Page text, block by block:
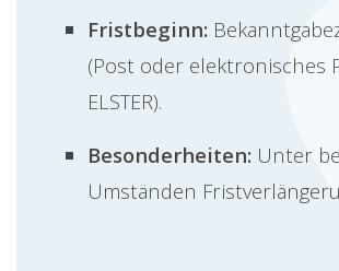
Fristbeginn:
(Post oder elektronisches
ELSTER).
Besonderheiten: Unter
Umständen